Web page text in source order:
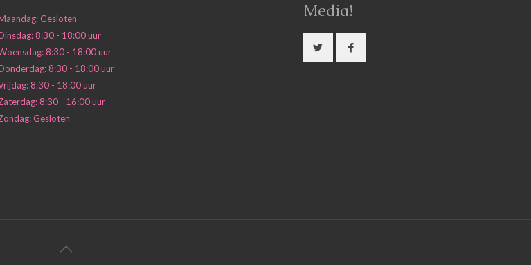
Gesloten
8:30 - 18:00 uur
8:30 - 18:00 uur
8:30 - 18:00 uur
8:30 - 18:00 uur
8:30 - 16:00 uur
Gesloten
Media!